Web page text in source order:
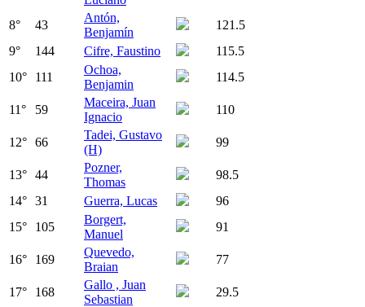
8° 43
Antón,
Benjamín
121.5
9° 144 Cifre, Faustino
115.5
10° 111
Ochoa,
Benjamin
114.5
11° 59
Maceira, Juan
Ignacio
110
12° 66
Tadei, Gustavo
(H)
99
13° 44
Pozner,
Thomas
98.5
14° 31 Guerra, Lucas
96
15° 105
Borgert,
Manuel
91
16° 169
Quevedo,
Braian
77
17° 168
Gallo , Juan
Sebastian
29.5